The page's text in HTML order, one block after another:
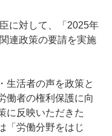
に対して、「2025年
連政策の要請を実施
生活者の声を政策と
働者の権利保護に向
に反映いただきた
「労働分野をはじ